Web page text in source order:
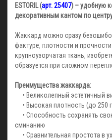
ESTORIL (арт. 25407) – удобную
декоративным кантом по
Жаккард можно сразу
фактуре, плотности и
крупноузорчатая ткань,
образуется при сложном
Преимущества жаккарда:
• Великолепный эстетичный
• Высокая плотность (до 250
• Способность сохранять
сминанию
• Сравнительная простота в